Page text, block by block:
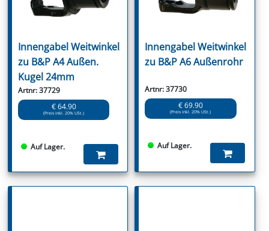
Innengabel Weitwinkel
zu B&P A4 Außen.
Kugel 24mm
Artnr: 37729
€ 64.90
(Preis inkl. 20% USt.)
Auf Lager.
Innengabel Weitwinkel
zu B&P A6 Außenrohr
Artnr: 37730
€ 69.90
(Preis inkl. 20% USt.)
Auf Lager.